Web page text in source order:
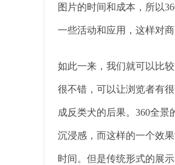
图片的时间和成本，所以
一些活动和应用，这样对
如此一来，我们就可以比
很不错，可以让浏览者有
成反类犬的后果。360全
沉浸感，而这样的一个效
时间。但是传统形式的展